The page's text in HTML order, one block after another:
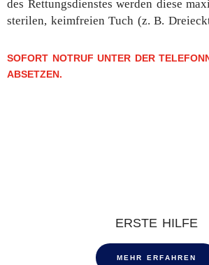
des Rettungsdienstes werden diese
sterilen, keimfreien Tuch (z. B.
SOFORT NOTRUF UNTER DER
ABSETZEN.
ERSTE HILFE
MEHR ERFAHREN